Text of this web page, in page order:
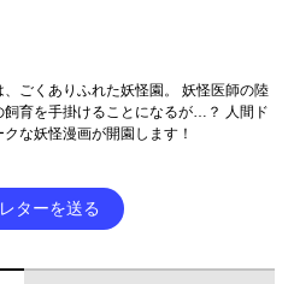
ごくありふれた妖怪園。 妖怪医師の陸
育を手掛けることになるが…？ 人間ド
な妖怪漫画が開園します！
ターを送る